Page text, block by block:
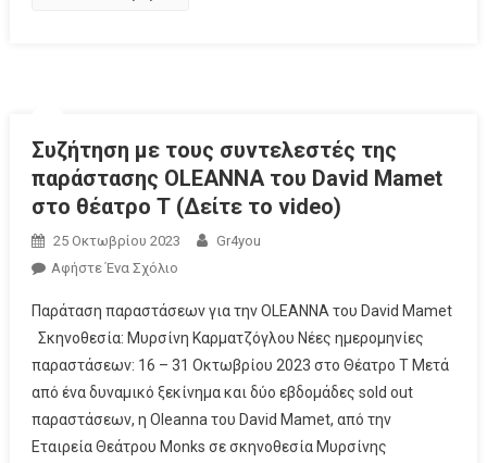
Συζήτηση με τους συντελεστές της
παράστασης OLEANNA του David Mamet
στο θέατρο Τ (Δείτε το video)
25 Οκτωβρίου 2023
Gr4you
Αφήστε Ένα Σχόλιο
Παράταση παραστάσεων για την OLEANNA του David Mamet
Σκηνοθεσία: Μυρσίνη Καρματζόγλου Νέες ημερομηνίες
παραστάσεων: 16 – 31 Οκτωβρίου 2023 στο Θέατρο Τ Μετά
από ένα δυναμικό ξεκίνημα και δύο εβδομάδες sold out
παραστάσεων, η Oleanna του David Mamet, από την
Εταιρεία Θεάτρου Monks σε σκηνοθεσία Μυρσίνης